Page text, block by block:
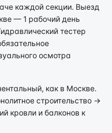
каждой секции. Выезд
— 1 рабочий день
тестер
осмотра
как в Москве.
строительство →
кровли и балконов к